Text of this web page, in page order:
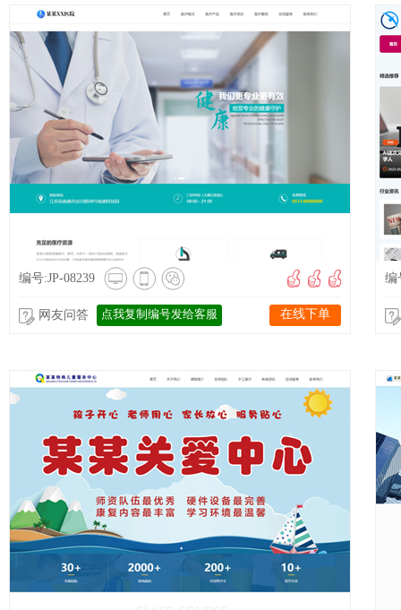
编号:JP-08239
网友问答 点我复制编号发给客服 在线下单
编